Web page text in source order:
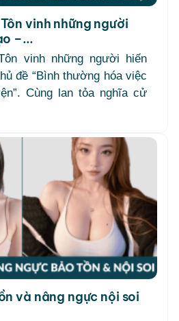
vinh những người
–...
vinh những người hiến
đề “Bình thường hóa việc
Cùng lan tỏa nghĩa cử
và nâng ngực nội soi